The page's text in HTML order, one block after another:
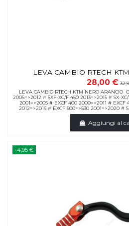
LEVA CAMBIO RTECH
28,00 €
LEVA CAMBIO RTECH KTM NERO ARANCIO
2005=>2012 # SXF-XC/F 450 2013=>2015 # SX-
2001=>2005 # EXCF 400 2000=>2011 # EXCF
2012=>2016 # EXCF 500=>530 2001=>2020 #
Aggiungi al
-4,95 €